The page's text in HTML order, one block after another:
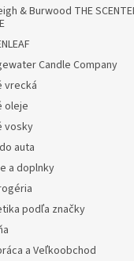
& Burwood THE
Candle Company
vrecká
oleje
vosky
auta
a doplnky
podľa značky
a Veľkoobchod